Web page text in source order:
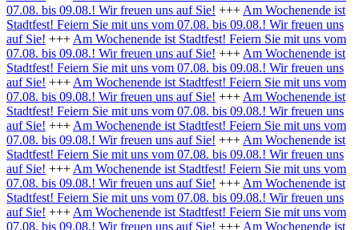
07.08. bis 09.08.! Wir freuen uns auf Sie! +++ Am Wochenende ist
Stadtfest! Feiern Sie mit uns vom 07.08. bis 09.08.! Wir freuen uns
auf Sie! +++ Am Wochenende ist Stadtfest! Feiern Sie mit uns vom
07.08. bis 09.08.! Wir freuen uns auf Sie! +++ Am Wochenende ist
Stadtfest! Feiern Sie mit uns vom 07.08. bis 09.08.! Wir freuen uns
auf Sie! +++ Am Wochenende ist Stadtfest! Feiern Sie mit uns vom
07.08. bis 09.08.! Wir freuen uns auf Sie! +++ Am Wochenende ist
Stadtfest! Feiern Sie mit uns vom 07.08. bis 09.08.! Wir freuen uns
auf Sie! +++ Am Wochenende ist Stadtfest! Feiern Sie mit uns vom
07.08. bis 09.08.! Wir freuen uns auf Sie! +++ Am Wochenende ist
Stadtfest! Feiern Sie mit uns vom 07.08. bis 09.08.! Wir freuen uns
auf Sie! +++ Am Wochenende ist Stadtfest! Feiern Sie mit uns vom
07.08. bis 09.08.! Wir freuen uns auf Sie! +++ Am Wochenende ist
Stadtfest! Feiern Sie mit uns vom 07.08. bis 09.08.! Wir freuen uns
auf Sie! +++ Am Wochenende ist Stadtfest! Feiern Sie mit uns vom
07.08. bis 09.08.! Wir freuen uns auf Sie! +++ Am Wochenende ist